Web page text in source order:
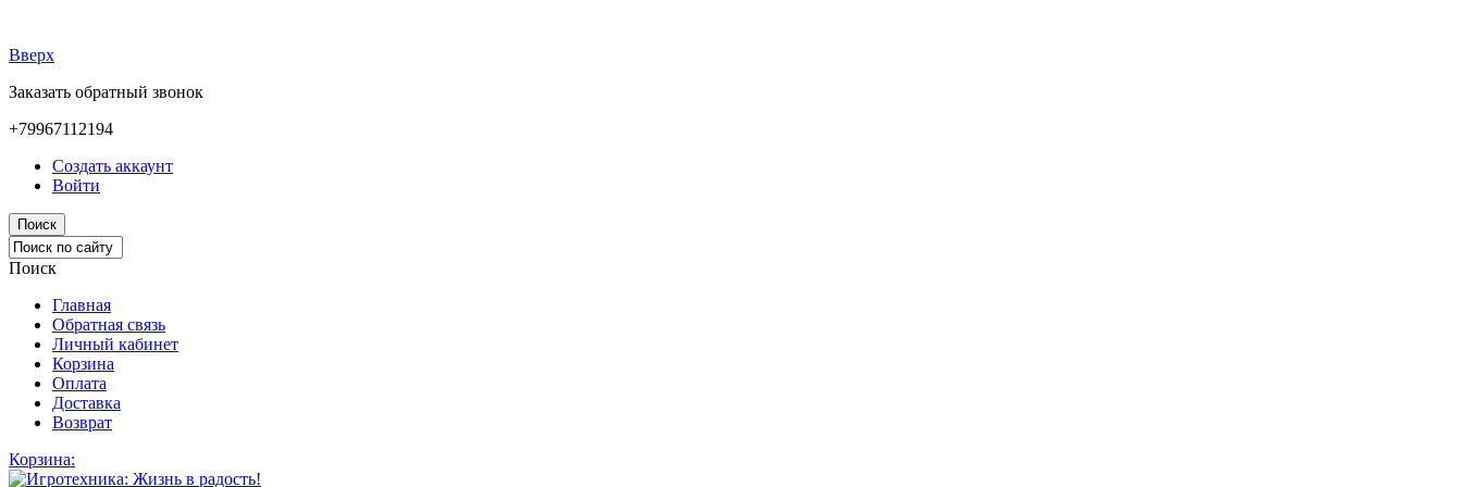
Вверх
Заказать обратный звонок
+79967112194
Создать аккаунт
Войти
Поиск
Поиск
Главная
Обратная связь
Личный кабинет
Корзина
Оплата
Доставка
Возврат
Корзина: